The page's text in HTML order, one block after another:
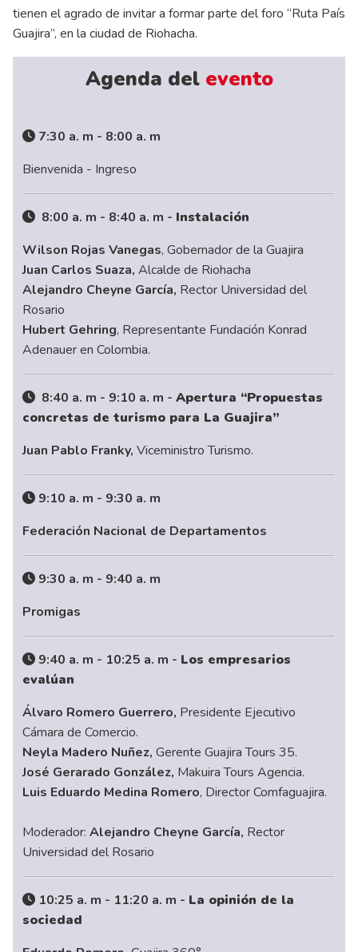
tienen el agrado de invitar a formar parte del foro “Ruta País
Guajira”, en la ciudad de Riohacha.
Agenda del evento
7:30 a. m - 8:00 a. m
Bienvenida - Ingreso
8:00 a. m - 8:40 a. m - Instalación
Wilson Rojas Vanegas, Gobernador de la Guajira
Juan Carlos Suaza,Alcalde de Riohacha
Alejandro Cheyne García, Rector Universidad del
Rosario
Hubert Gehring, Representante Fundación Konrad
Adenauer en Colombia.
8:40 a. m - 9:10 a. m -Apertura “Propuestas
concretas de turismo para La Guajira”
Juan Pablo Franky,Viceministro Turismo.
9:10 a. m - 9:30 a. m
Federación Nacional de Departamentos
9:30 a. m - 9:40 a. m
Promigas
9:40 a. m - 10:25 a. m - Los empresarios
evalúan
Álvaro Romero Guerrero, Presidente Ejecutivo
Cámara de Comercio.
Neyla Madero Nuñez,Gerente Guajira Tours 35.
José Gerarado González, Makuira Tours Agencia.
Luis Eduardo Medina Romero, Director Comfaguajira.
Moderador:Alejandro Cheyne García, Rector
Universidad del Rosario
10:25 a. m - 11:20 a. m - La opinión de la
sociedad